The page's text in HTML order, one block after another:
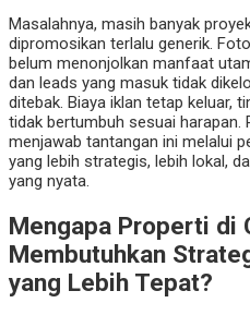
Masalahnya, masih banyak
dipromosikan terlalu generik.
belum menonjolkan manfaat
dan leads yang masuk tidak
ditebak. Biaya iklan tetap keluar,
tidak bertumbuh sesuai harapan.
menjawab tantangan ini melalui
yang lebih strategis, lebih lokal,
yang nyata.
Mengapa Properti di
Membutuhkan
yang Lebih Tepat?